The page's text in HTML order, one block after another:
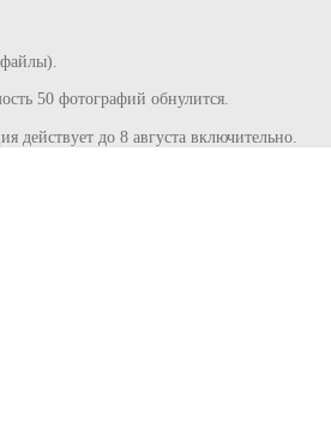
50 фотографий обнулится.
действует до 8 августа включительно.